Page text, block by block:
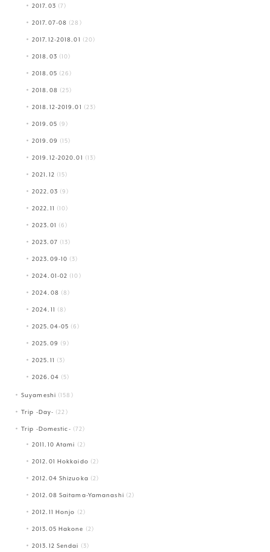
2017.03 (7)
2017.07-08 (28)
2017.12-2018.01 (20)
2018.03 (10)
2018.05 (26)
2018.08 (25)
2018.12-2019.01 (23)
2019.05 (9)
2019.09 (15)
2019.12-2020.01 (13)
2021.12 (15)
2022.03 (9)
2022.11 (10)
2023.01 (6)
2023.07 (13)
2023.09-10 (3)
2024.01-02 (10)
2024.08 (8)
2024.11 (8)
2025.04-05 (6)
2025.09 (9)
2025.11 (3)
2026.04 (5)
Suyameshi (158)
Trip -Day- (22)
Trip -Domestic- (72)
2011.10 Atami (2)
2012.01 Hokkaido (2)
2012.04 Shizuoka (2)
2012.08 Saitama-Yamanashi (2)
2012.11 Honjo (2)
2013.05 Hakone (2)
2013.12 Sendai (3)